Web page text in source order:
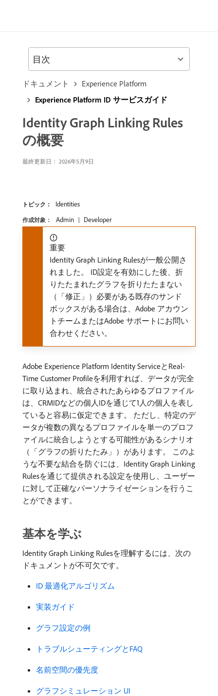
ドキュメント
Experience Platform
Experience Platform ID サービスガイド
Identity Graph Linking Rules
の概要
最終更新日： 2026年5月9日
トピック： Identities
作成対象： Admin Developer
重要
Identity Graph Linking Rulesが一般公開さ
れました。 ID設定を有効にした後、折
りたたまれたグラフを折りたたまない
（「修正」）必要がある既存のサンド
ボックスがある場合は、Adobe アカウン
トチームまたはAdobe サポートにお問い
合わせください。
Adobe Experience Platform Identity ServiceとReal-
Time Customer Profileを利用すれば、データが完全
に取り込まれ、統合されたあらゆるプロファイル
は、CRMIDなどの個人IDを通じて1人の個人を表し
ていると容易に仮定できます。 ただし、特定のデ
ータが複数の異なるプロファイルを単一のプロフ
ァイルに統合しようとする可能性があるシナリオ
（「グラフの折りたたみ」）があります。 このよ
うな不要な結合を防ぐには、Identity Graph Linking
Rulesを通じて提供される設定を使用し、ユーザー
に対して正確なパーソナライゼーションを行うこ
とができます。
基本を学ぶ
Identity Graph Linking Rulesを理解するには、次の
ドキュメントが不可欠です。
ID 最適化アルゴリズム
実装ガイド
グラフ設定の例
トラブルシューティングとFAQ
名前空間の優先度
グラフシミュレーション UI
目次